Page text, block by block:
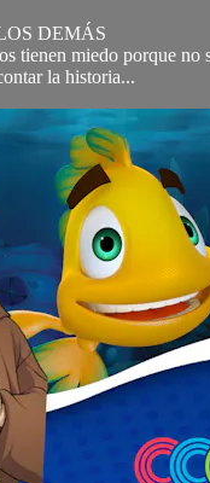
DEMÁS
tienen miedo porque
la historia...